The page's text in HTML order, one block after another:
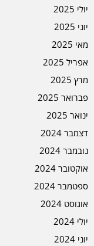
יולי 2025
יוני 2025
מאי 2025
אפריל 2025
מרץ 2025
פברואר 2025
ינואר 2025
דצמבר 2024
נובמבר 2024
אוקטובר 2024
ספטמבר 2024
אוגוסט 2024
יולי 2024
יוני 2024